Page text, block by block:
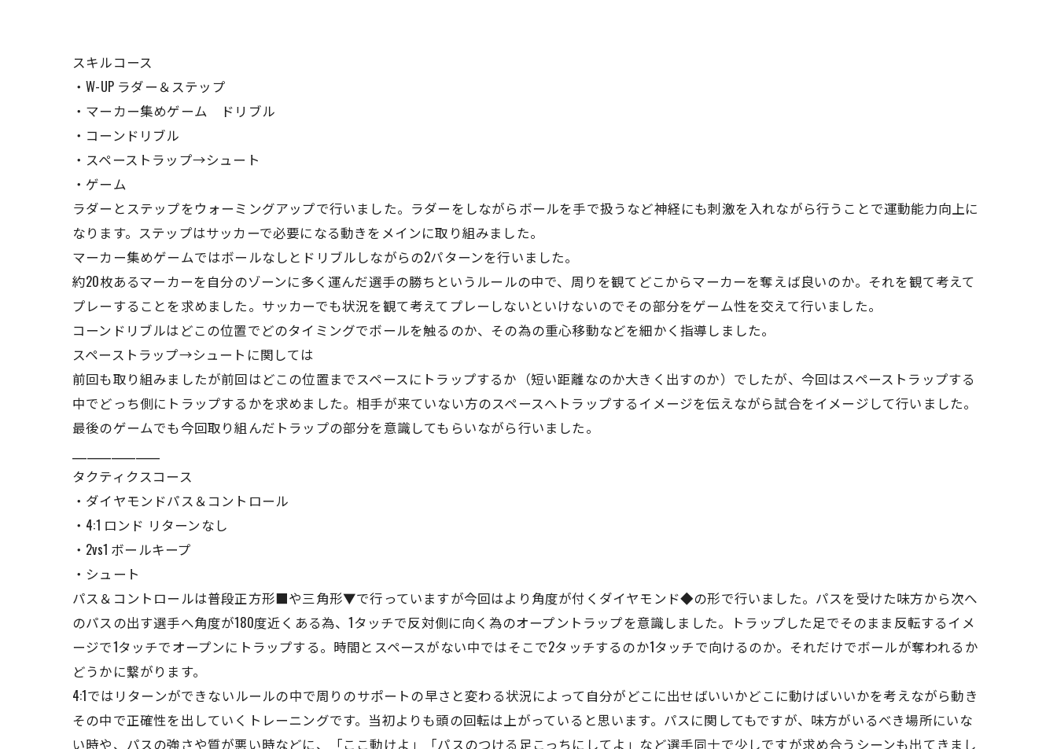
スキルコース
・W-UP ラダー＆ステップ
・マーカー集めゲーム ドリブル
・コーンドリブル
・スペーストラップ→シュート
・ゲーム
ラダーとステップをウォーミングアップで行いました。ラダーをしながらボールを手で扱うなど神経にも刺激を入れながら行うことで運動能力向上に
なります。ステップはサッカーで必要になる動きをメインに取り組みました。
マーカー集めゲームではボールなしとドリブルしながらの2パターンを行いました。
約20枚あるマーカーを自分のゾーンに多く運んだ選手の勝ちというルールの中で、周りを観てどこからマーカーを奪えば良いのか。それを観て考えて
プレーすることを求めました。サッカーでも状況を観て考えてプレーしないといけないのでその部分をゲーム性を交えて行いました。
コーンドリブルはどこの位置でどのタイミングでボールを触るのか、その為の重心移動などを細かく指導しました。
スペーストラップ→シュートに関しては
前回も取り組みましたが前回はどこの位置までスペースにトラップするか（短い距離なのか大きく出すのか）でしたが、今回はスペーストラップする
中でどっち側にトラップするかを求めました。相手が来ていない方のスペースへトラップするイメージを伝えながら試合をイメージして行いました。
最後のゲームでも今回取り組んだトラップの部分を意識してもらいながら行いました。
タクティクスコース
・ダイヤモンドパス＆コントロール
・4:1 ロンド リターンなし
・2vs1 ボールキープ
・シュート
パス＆コントロールは普段正方形■や三角形▼で行っていますが今回はより角度が付くダイヤモンド◆の形で行いました。パスを受けた味方から次へ
のパスの出す選手へ角度が180度近くある為、1タッチで反対側に向く為のオープントラップを意識しました。トラップした足でそのまま反転するイメ
ージで1タッチでオープンにトラップする。時間とスペースがない中ではそこで2タッチするのか1タッチで向けるのか。それだけでボールが奪われるか
どうかに繋がります。
4:1ではリターンができないルールの中で周りのサポートの早さと変わる状況によって自分がどこに出せばいいかどこに動けばいいかを考えながら動き
その中で正確性を出していくトレーニングです。当初よりも頭の回転は上がっていると思います。パスに関してもですが、味方がいるべき場所にいな
い時や、パスの強さや質が悪い時などに、「ここ動けよ」「パスのつける足こっちにしてよ」など選手同士で少しですが求め合うシーンも出てきまし